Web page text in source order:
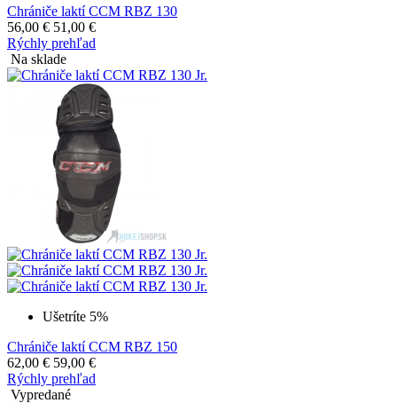
Chrániče laktí CCM RBZ 130
56,00 € 51,00 €
Rýchly prehľad
Na sklade
Ušetríte 5%
Chrániče laktí CCM RBZ 150
62,00 € 59,00 €
Rýchly prehľad
Vypredané